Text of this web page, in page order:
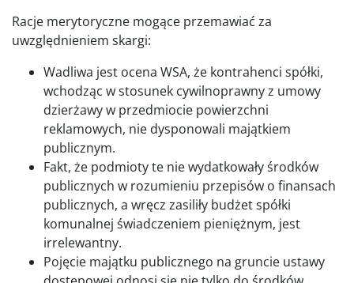
Racje merytoryczne mogące przemawiać za
uwzględnieniem skargi:
Wadliwa jest ocena WSA, że kontrahenci spółki,
wchodząc w stosunek cywilnoprawny z umowy
dzierżawy w przedmiocie powierzchni
reklamowych, nie dysponowali majątkiem
publicznym.
Fakt, że podmioty te nie wydatkowały środków
publicznych w rozumieniu przepisów o finansach
publicznych, a wręcz zasiliły budżet spółki
komunalnej świadczeniem pieniężnym, jest
irrelewantny.
Pojęcie majątku publicznego na gruncie ustawy